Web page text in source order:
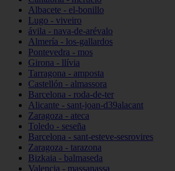
Albacete - el-bonillo
Lugo - viveiro
ávila - nava-de-arévalo
Almería - los-gallardos
Pontevedra - mos
Girona - llívia
Tarragona - amposta
Castellón - almassora
Barcelona - roda-de-ter
Alicante - sant-joan-d39alacant
Zaragoza - ateca
Toledo - seseña
Barcelona - sant-esteve-sesrovires
Zaragoza - tarazona
Bizkaia - balmaseda
Valencia - massanassa